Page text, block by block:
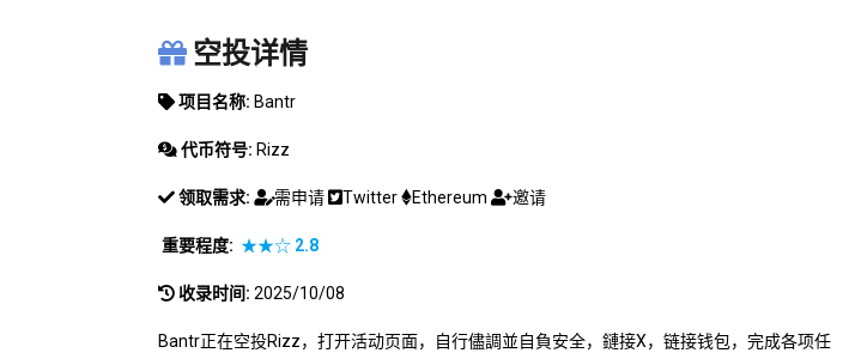
空投详情
项目名称: Bantr
代币符号: Rizz
领取需求: 需申请 Twitter Ethereum 邀请
重要程度: ★★☆ 2.8
收录时间: 2025/10/08
Bantr正在空投Rizz，打开活动页面，自行儘調並自負安全，鏈接X，链接钱包，完成各项任